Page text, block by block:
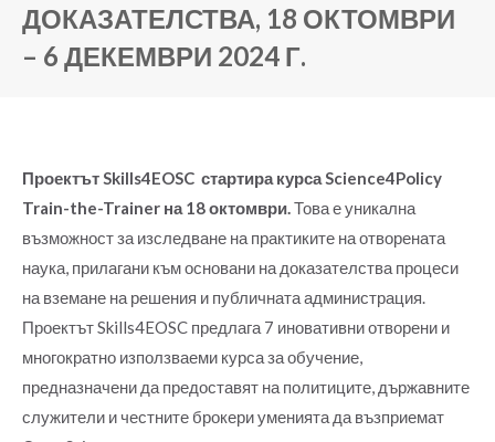
ДОКАЗАТЕЛСТВА, 18 ОКТОМВРИ
– 6 ДЕКЕМВРИ 2024 Г.
Проектът Skills4EOSC стартира курса Science4Policy
Train-the-Trainer на 18 октомври.Това е уникална
възможност за изследване на практиките на отворената
наука, прилагани към основани на доказателства процеси
на вземане на решения и публичната администрация.
Проектът Skills4EOSC предлага 7 иновативни отворени и
многократно използваеми курса за обучение,
предназначени да предоставят на политиците, държавните
служители и честните брокери уменията да възприемат